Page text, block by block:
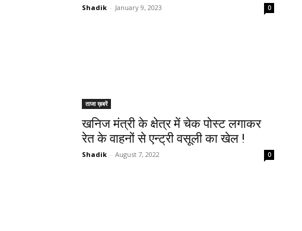
Shadik - January 9, 2023 0
ताजा ख़बरें
खनिज मंत्री के क्षेत्र में चेक पोस्ट लगाकर
रेत के वाहनों से एन्ट्री वसूली का खेल !
Shadik - August 7, 2022 0